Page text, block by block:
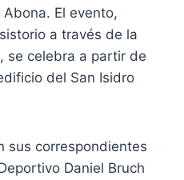
El evento,
a través de la
se celebra a partir de
del San Isidro
sus correspondientes
Daniel Bruch